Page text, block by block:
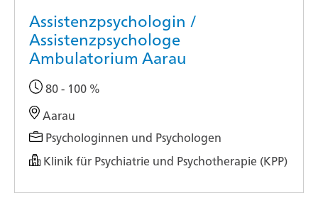
Assistenzpsychologin /
Assistenzpsychologe
Ambulatorium Aarau
80 - 100 %
Aarau
Psychologinnen und Psychologen
Klinik für Psychiatrie und Psychotherapie (KPP)